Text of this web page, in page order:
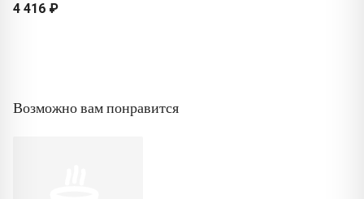
4 416 ₽
Возможно вам понравится